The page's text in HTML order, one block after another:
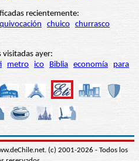
recientemente:
chuico churrasco
visitadas ayer:
metro ico Biblia economía para
(c) 2001-2026 - Todos los